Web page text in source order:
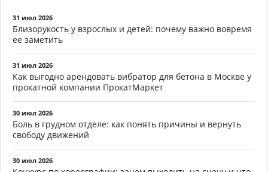
31 июл 2026
Близорукость у взрослых и детей: почему важно вовремя
ее заметить
31 июл 2026
Как выгодно арендовать вибратор для бетона в Москве у
прокатной компании ПрокатМаркет
30 июл 2026
Боль в грудном отделе: как понять причины и вернуть
свободу движений
30 июл 2026